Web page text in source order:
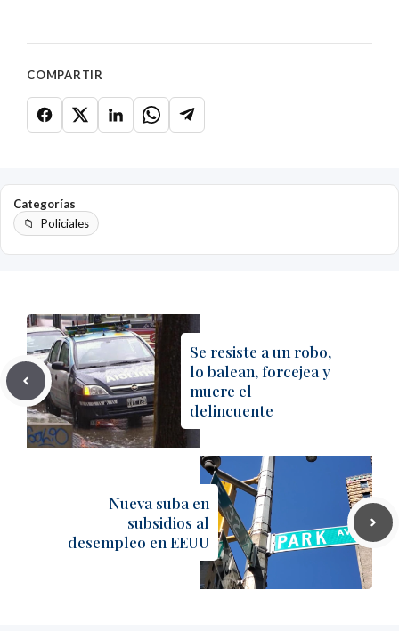
COMPARTIR
Categorías
Policiales
Se resiste a un robo,
lo balean, forcejea y
muere el
delincuente
Nueva suba en
subsidios al
desempleo en EEUU